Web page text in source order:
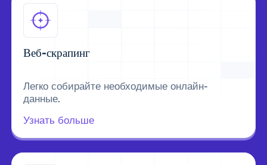
Веб-скрапинг
Легко собирайте необходимые онлайн-
данные.
Узнать больше